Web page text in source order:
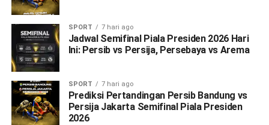
SPORT 7 hari ago
Jadwal Semifinal Piala Presiden 2026 Hari
Ini: Persib vs Persija, Persebaya vs Arema
SPORT 7 hari ago
Prediksi Pertandingan Persib Bandung vs
Persija Jakarta Semifinal Piala Presiden
2026